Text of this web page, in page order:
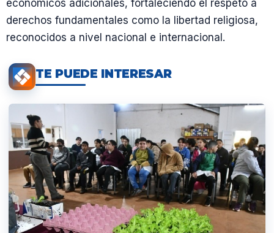
económicos adicionales, fortaleciendo el respeto a
derechos fundamentales como la libertad religiosa,
reconocidos a nivel nacional e internacional.
TE PUEDE INTERESAR